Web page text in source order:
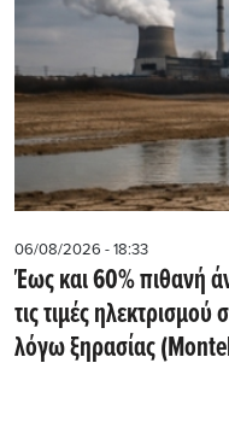
06/08/2026 - 18:33
Έως και 60% πιθανή
τις τιμές
λόγω ξηρασίας